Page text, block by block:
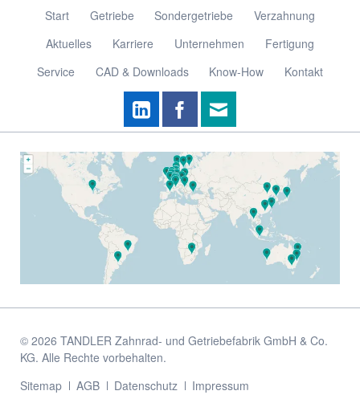
Navigation
Start Getriebe Sondergetriebe
Verzahnung
Aktuelles
Karriere Unternehmen
Fertigung
Service
CAD & Downloads Know-How Kontakt
© 2026 TANDLER Zahnrad- und Getriebefabrik GmbH & Co.
KG. Alle Rechte vorbehalten.
Navigation
Sitemap AGB Datenschutz Impressum